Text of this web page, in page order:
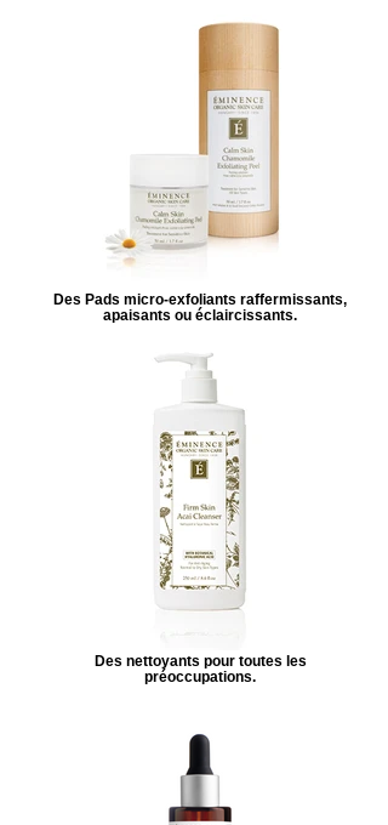
Des Pads micro-exfoliants raffermissants,
apaisants ou éclaircissants.
Des nettoyants pour toutes les
préoccupations.